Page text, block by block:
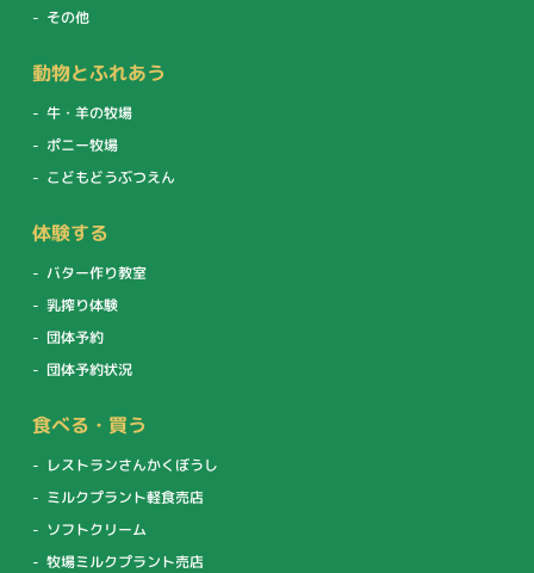
その他
動物とふれあう
牛・羊の牧場
ポニー牧場
こどもどうぶつえん
体験する
バター作り教室
乳搾り体験
団体予約
団体予約状況
食べる・買う
レストランさんかくぼうし
ミルクプラント軽食売店
ソフトクリーム
牧場ミルクプラント売店